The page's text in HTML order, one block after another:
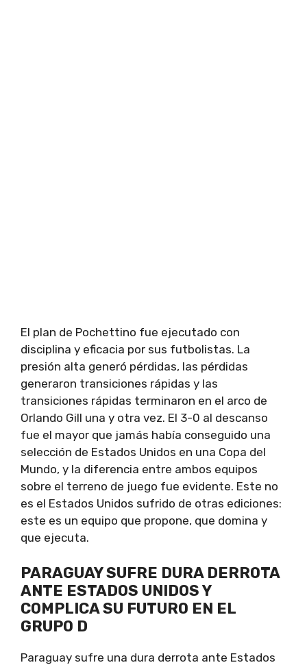
El plan de Pochettino fue ejecutado con
disciplina y eficacia por sus futbolistas. La
presión alta generó pérdidas, las pérdidas
generaron transiciones rápidas y las
transiciones rápidas terminaron en el arco de
Orlando Gill una y otra vez. El 3-0 al descanso
fue el mayor que jamás había conseguido una
selección de Estados Unidos en una Copa del
Mundo, y la diferencia entre ambos equipos
sobre el terreno de juego fue evidente. Este no
es el Estados Unidos sufrido de otras ediciones:
este es un equipo que propone, que domina y
que ejecuta.
PARAGUAY SUFRE DURA DERROTA
ANTE ESTADOS UNIDOS Y
COMPLICA SU FUTURO EN EL
GRUPO D
Paraguay sufre una dura derrota ante Estados